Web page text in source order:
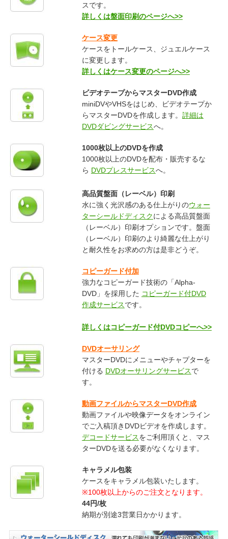
スです。
詳しくは盤面印刷のページへ>>
ケース変更
ケースをトールケース、ジュエルケース
に変更します。
詳しくはケース変更のページへ>>
ビデオテープからマスターDVD作成
miniDVやVHSをはじめ、ビデオテープか
らマスターDVDを作成します。 詳細は
DVDダビングサービスへ。
1000枚以上のDVDを作成
1000枚以上のDVDを配布・販売するな
ら DVDプレスサービスへ。
高品質盤面（レーベル）印刷
水に強く光沢感のある仕上がりのウォー
ターシールドディスクによる高品質盤面
（レーベル）印刷オプションです。盤面
（レーベル）印刷のより綺麗な仕上がり
と耐久性をお求めの方は是非どうぞ。
コピーガード付加
強力なコピーガード技術の「Alpha-
DVD」を採用した コピーガード付DVD
作成サービスです。
詳しくはコピーガード付DVDコピーへ>>
DVDオーサリング
マスターDVDにメニューやチャプターを
付ける DVDオーサリングサービスで
す。
動画ファイルからマスターDVD作成
動画ファイルや映像データをオンライン
でご入稿頂きDVDビデオを作成します。
デコードサービスをご利用頂くと、マス
ターDVDを送る必要がなくなります。
キャラメル包装
ケースをキャラメル包装いたします。
※100枚以上からのご注文となります。
44円/枚
納期が別途3営業日かかります。